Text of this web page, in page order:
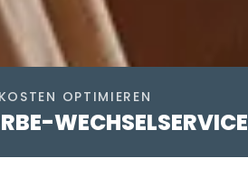
OPTIMIEREN
WECHSELSERVICE